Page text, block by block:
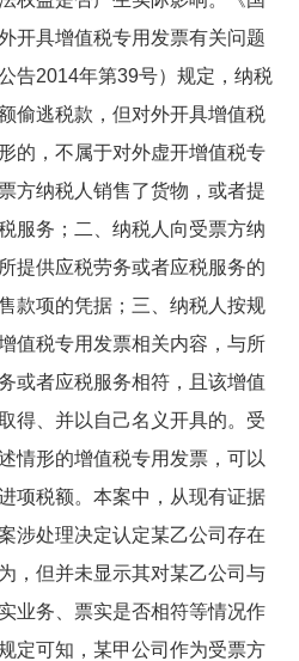
开具增值税专用发票有关问题
告2014年第39号）规定，纳税
偷逃税款，但对外开具增值税
的，不属于对外虚开增值税专
方纳税人销售了货物，或者提
服务；二、纳税人向受票方纳
提供应税劳务或者应税服务的
款项的凭据；三、纳税人按规
值税专用发票相关内容，与所
或者应税服务相符，且该增值
得、并以自己名义开具的。受
情形的增值税专用发票，可以
项税额。本案中，从现有证据
涉处理决定认定某乙公司存在
，但并未显示其对某乙公司与
业务、票实是否相符等情况作
定可知，某甲公司作为受票方